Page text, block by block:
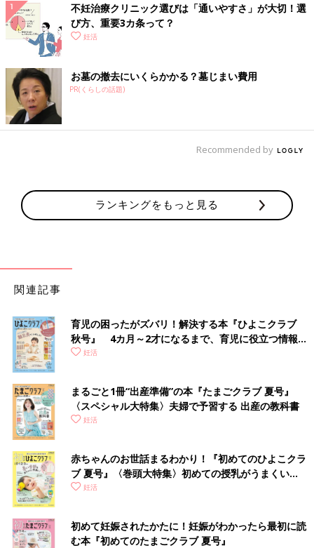
不妊治療クリニック選びは「通いやすさ」が大切！選
び方、重要3カ条って？
妊活
お墓の撤去にいくらかかる？墓じまい費用
PR(くらしの話題)
Recommended by
ランキングをもっと見る
関連記事
育児の困ったがズバリ！解決する本『ひよこクラブ
秋号』 4カ月～2才になるまで、育児に役立つ情報が
いっぱい！
妊活
まるごと1冊“出産準備”の本『たまごクラブ 夏号』
〈スペシャル大特集〉夫婦で予習する 出産の教科書
妊活
赤ちゃんのお世話まるわかり！『初めてのひよこクラ
ブ 夏号』〈巻頭大特集〉初めての授乳がうまくい
く！ おっぱい・ミルクの基本と夏のトラブル 解決テ
妊活
初めて妊娠されたかたに！妊娠がわかったら最初に読
む本『初めてのたまごクラブ 夏号』